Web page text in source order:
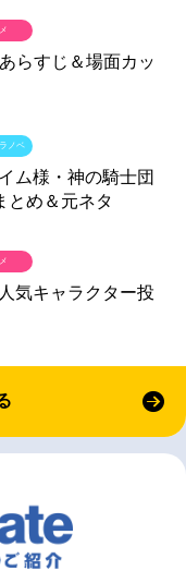
らすじ＆場面カッ
ム様・神の騎士団
とめ＆元ネタ
ノベ
気キャラクター投